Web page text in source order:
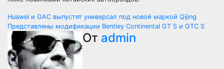
Навигация
по
записям
Huawei и GAC выпустят универсал под новой маркой Qijing
Представлены модификации Bentley Continental GT S и GTC S
От admin